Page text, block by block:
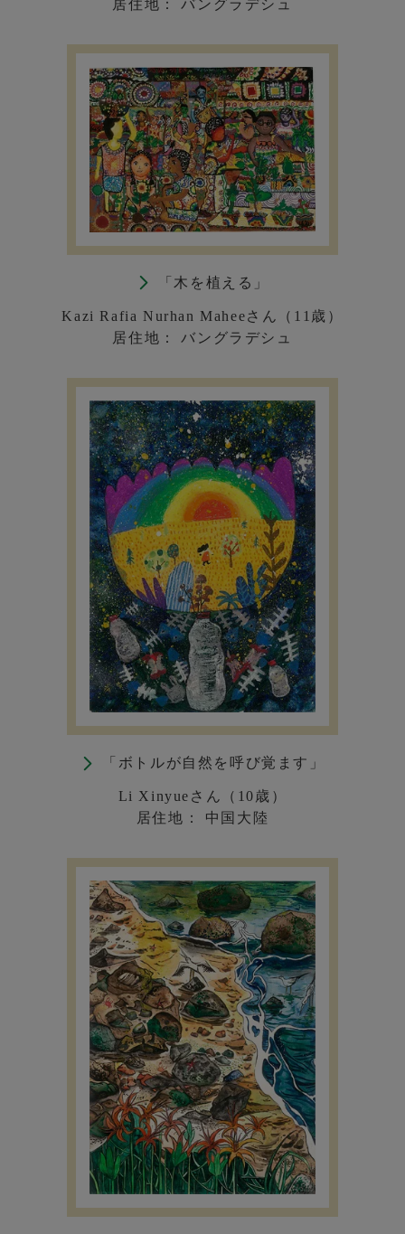
居住地： バングラデシュ
「木を植える」
Kazi Rafia Nurhan Maheeさん（11歳）
居住地： バングラデシュ
「ボトルが自然を呼び覚ます」
Li Xinyueさん（10歳）
居住地： 中国大陸